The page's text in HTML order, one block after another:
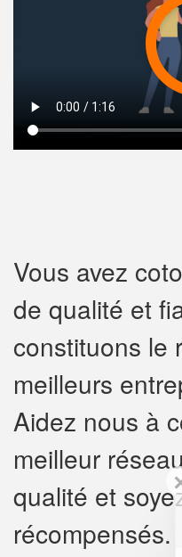
Vous avez
de qualité et
constituons le
meilleurs
Aidez nous à
meilleur
qualité et
récompensés.